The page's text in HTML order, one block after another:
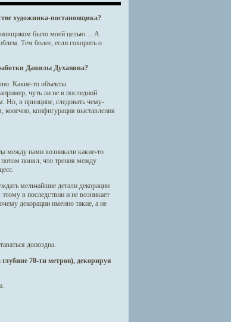
художника-постановщика?
было моей целью… А
Тем более, если говорить о
Данилы Духавина?
Какие-то объекты
чуть ли не в последний
Но, в принципе, следовать чему-
конфигурация выставления
между нами возникали какие-то
понял, что трения между
мельчайшие детали декорации
в последствии и не возникает
декорации именно такие, а не
допоздна.
70-ти метров), декорируя